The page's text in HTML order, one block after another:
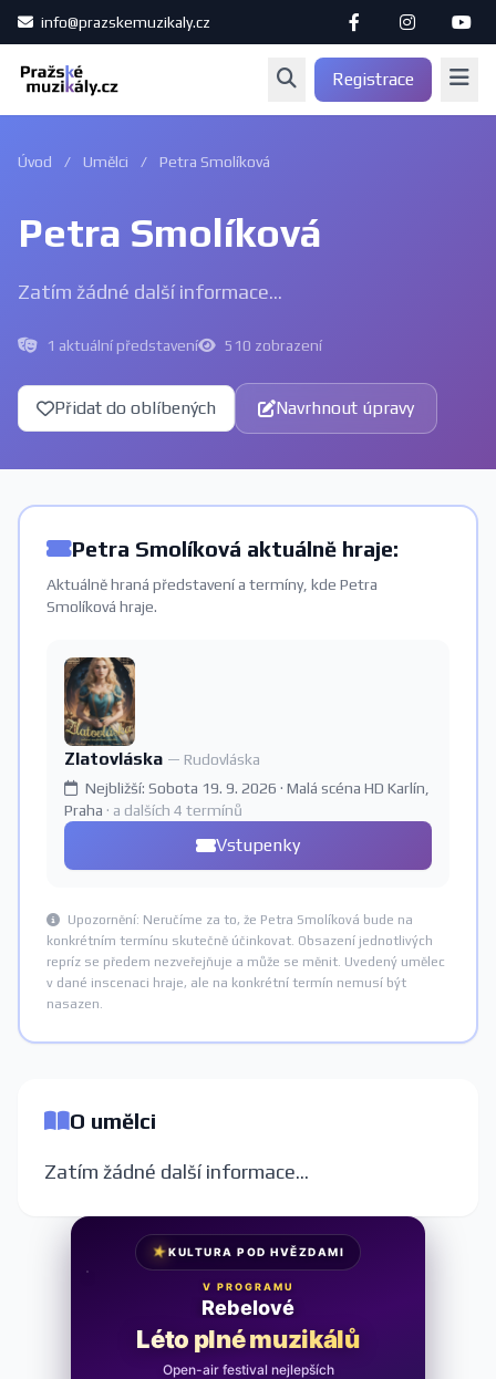
info@prazskemuzikaly.cz
Registrace
Úvod / Umělci / Petra Smolíková
Petra Smolíková
Zatím žádné další informace...
1 aktuální představení 510 zobrazení
Přidat do oblíbených Navrhnout úpravy
Petra Smolíková aktuálně hraje:
Aktuálně hraná představení a termíny, kde Petra
Smolíková hraje.
Zlatovláska — Rudovláska
Nejbližší: Sobota 19. 9. 2026 · Malá scéna HD Karlín,
Praha · a dalších 4 termínů
Vstupenky
Upozornění: Neručíme za to, že Petra Smolíková bude na
konkrétním termínu skutečně účinkovat. Obsazení jednotlivých
repríz se předem nezveřejňuje a může se měnit. Uvedený umělec
v dané inscenaci hraje, ale na konkrétní termín nemusí být
nasazen.
O umělci
Zatím žádné další informace...
★KULTURA POD HVĚZDAMI
V PROGRAMU
Rebelové
Léto plné muzikálů
Open-air festival nejlepších